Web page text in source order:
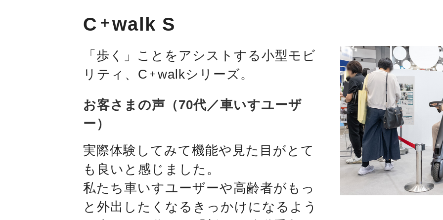
C ＋walk S
「歩く」ことをアシストする小型モビ
リティ、C ＋ walkシリーズ。
お客さまの声（70代／車いすユーザ
ー）
実際体験してみて機能や見た目がとて
も良いと感じました。
私たち車いすユーザーや高齢者がもっ
と外出したくなるきっかけになるよう